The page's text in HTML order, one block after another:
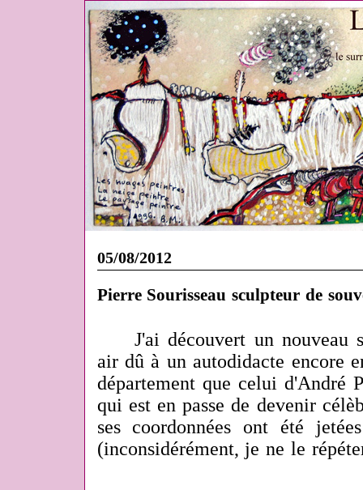
05/08/2012
Pierre Sourisseau sculpteur de
J'ai découvert un nouveau
air dû à un autodidacte encore
département que celui d'André
qui est en passe de devenir
ses coordonnées ont été
(inconsidérément, je ne le